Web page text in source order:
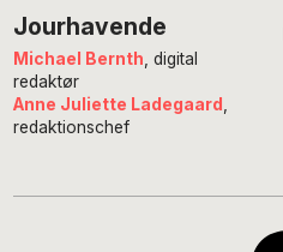
Jourhavende
Michael Bernth , digital
redaktør
Anne Juliette Ladegaard
redaktionschef